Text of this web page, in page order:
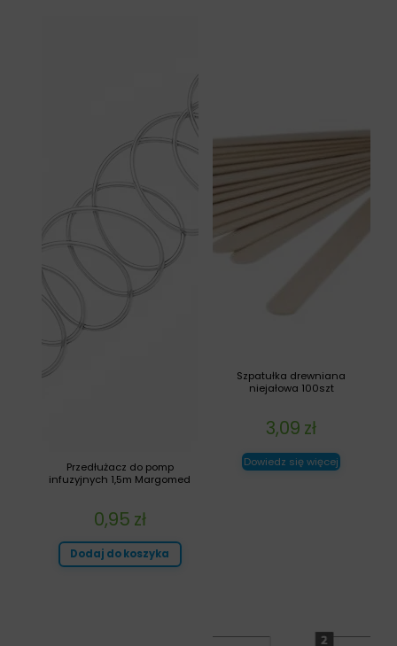
Szpatułka drewniana
niejałowa 100szt
3,09 zł
Dowiedz się więcej
Przedłużacz do pomp
infuzyjnych 1,5m Margomed
0,95 zł
Dodaj do koszyka